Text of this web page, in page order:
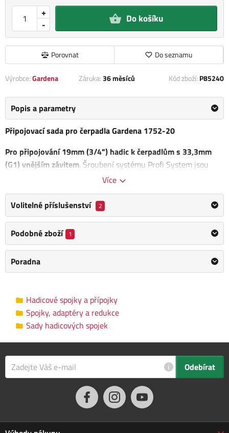
-
+ Do košíku
Porovnat Do seznamu
Výrobce:Gardena Záruka:36 měsíců Kód zboží: P85240
Popis a parametry
Připojovací sada pro čerpadla Gardena 1752-20
Pro připojování 19mm (3/4") hadic k čerpadlům s 33,3mm
(G1) vnějším závitem. Šroubení systému Profi System jsou
ideální pro zvýšený průtok vody. Připojovací sada obsahuje 1x
rychlospojku (č.v. 2817).
Obsah balení:
1x Přípojka na vodovodní kohoutek (č.v. 2802)
1x Hadicová rychlospojka (č.v.2817)
Výrobce
Gardena
Materiál
Plast
Průměr hadice
5.0 x 4.0 x 13.0 cm
Více
Volitelné příslušenství 2
Podobné zboží 1
Poradna
Hadicové spojky a přípojky
Spojky, adaptéry a redukce
Sady hadicových spojek
i Odebírat